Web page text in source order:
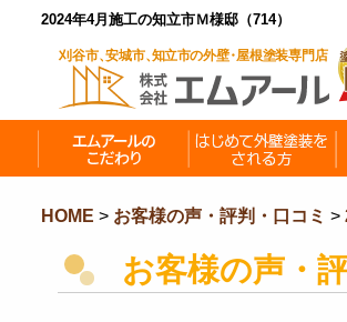
2024年4月施工の知立市Ｍ様邸（714）
HOME > お客様の声・評判・口コミ >
お客様の声・